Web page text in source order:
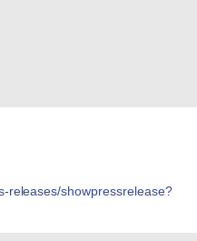
releases/showpressrelease?